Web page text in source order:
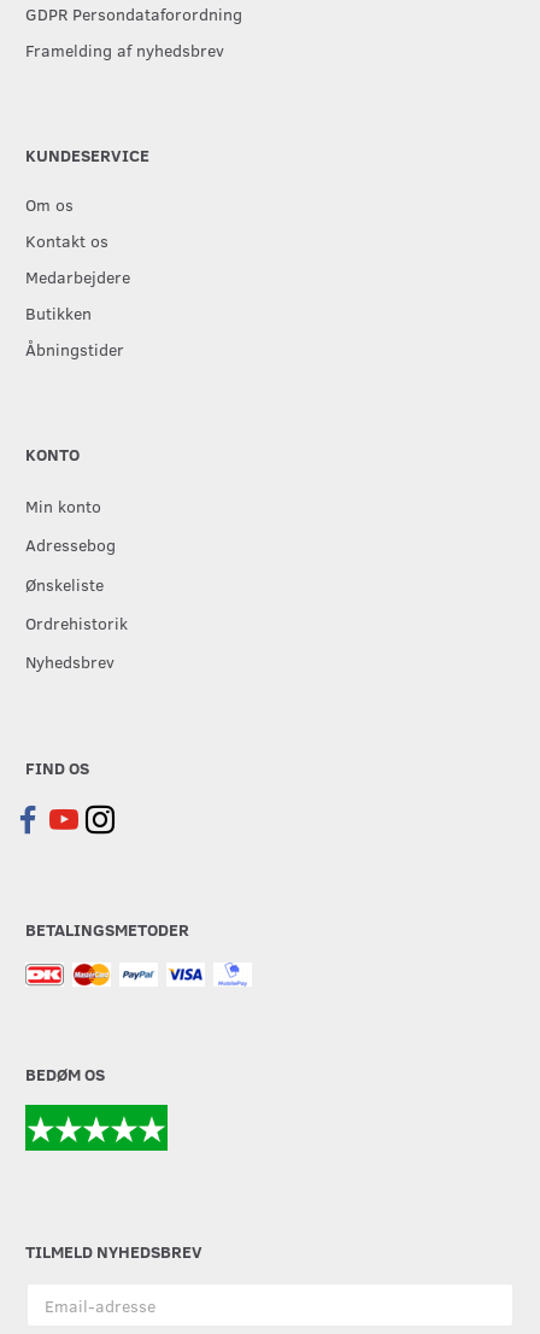
GDPR Persondataforordning
Framelding af nyhedsbrev
KUNDESERVICE
Om os
Kontakt os
Medarbejdere
Butikken
Åbningstider
KONTO
Min konto
Adressebog
Ønskeliste
Ordrehistorik
Nyhedsbrev
FIND OS
BETALINGSMETODER
BEDØM OS
TILMELD NYHEDSBREV
adresse